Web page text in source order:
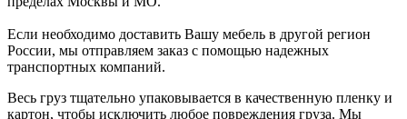
Если необходимо доставить Вашу мебель в другой регион
России, мы отправляем заказ с помощью надежных
транспортных компаний.
Весь груз тщательно упаковывается в качественную пленку и
картон, чтобы исключить любое повреждения груза. Мы